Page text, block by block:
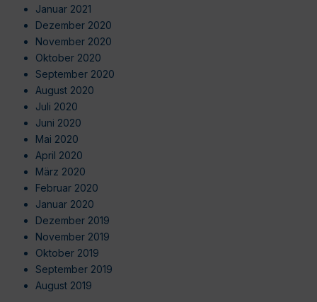
Januar 2021
Dezember 2020
November 2020
Oktober 2020
September 2020
August 2020
Juli 2020
Juni 2020
Mai 2020
April 2020
März 2020
Februar 2020
Januar 2020
Dezember 2019
November 2019
Oktober 2019
September 2019
August 2019